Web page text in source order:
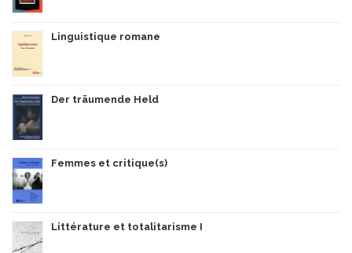
Linguistique romane
Der träumende Held
Femmes et critique(s)
Littérature et totalitarisme I